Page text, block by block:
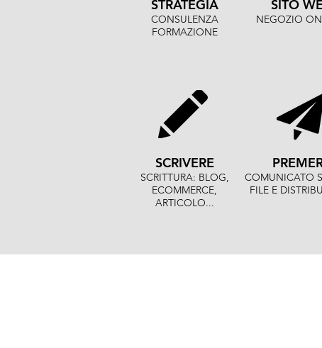
STRATEGIA
CONSULENZA
FORMAZIONE
SITO
NEGOZIO
SCRIVERE
SCRITTURA: BLOG,
ECOMMERCE,
ARTICOLO...
COMUNICATO
FILE E